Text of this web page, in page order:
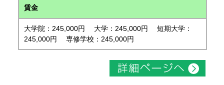
賃金
大学院：245,000円 大学：245,000円 短期大学：
245,000円 専修学校：245,000円